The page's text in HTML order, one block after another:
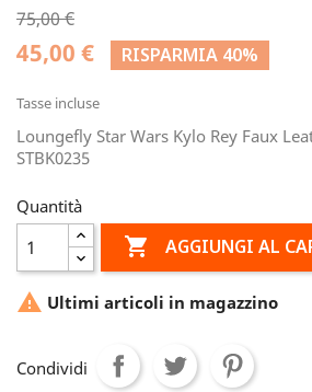
75,00 €
45,00 € RISPARMIA 40%
Tasse incluse
Loungefly Star Wars Kylo Rey Faux
STBK0235
Quantità
 AGGIUNGI AL
 Ultimi articoli in magazzino
Condividi